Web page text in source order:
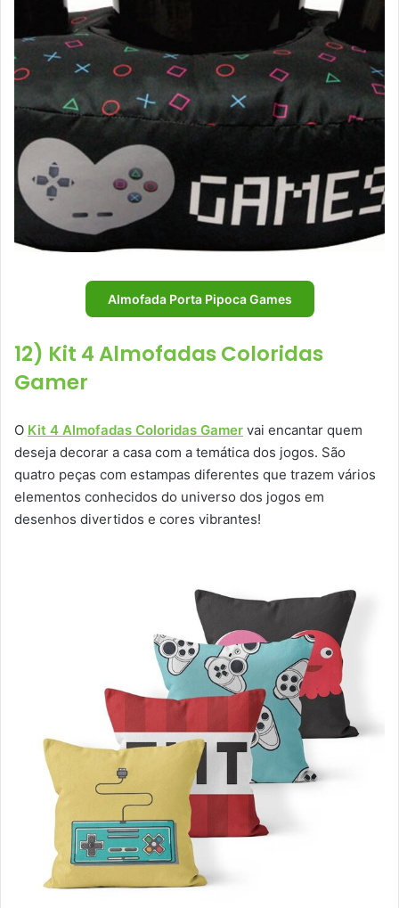
Almofada Porta Pipoca Games
12) Kit 4 Almofadas Coloridas
Gamer
O Kit 4 Almofadas Coloridas Gamer vai encantar quem
deseja decorar a casa com a temática dos jogos. São
quatro peças com estampas diferentes que trazem vários
elementos conhecidos do universo dos jogos em
desenhos divertidos e cores vibrantes!